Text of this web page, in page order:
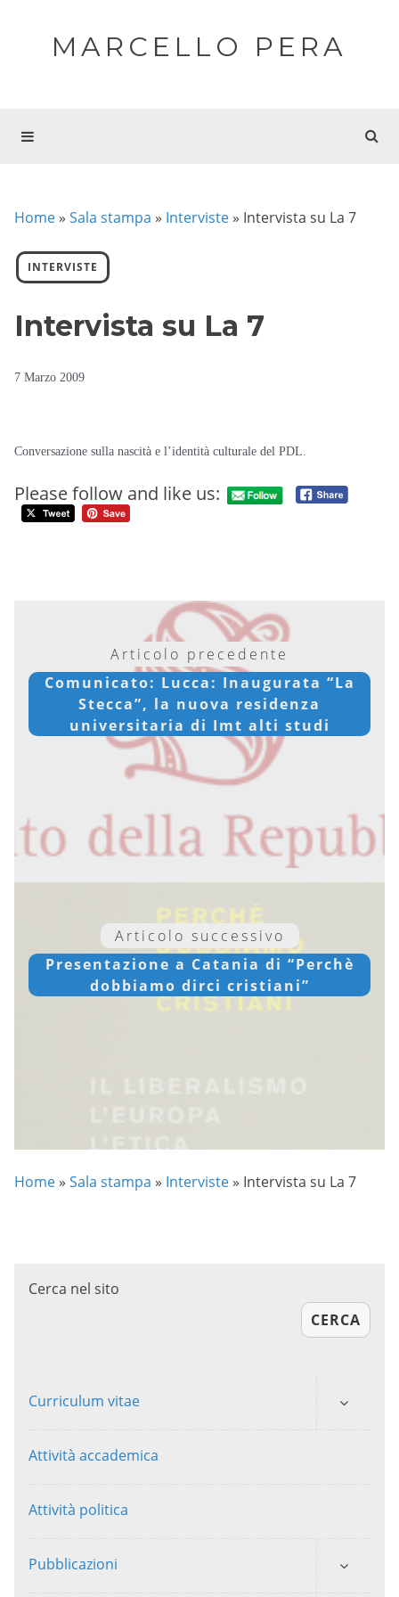
MARCELLO PERA
Home » Sala stampa » Interviste » Intervista su La 7
INTERVISTE
Intervista su La 7
7 Marzo 2009
Conversazione sulla nascità e l’identità culturale del PDL.
Please follow and like us:
Articolo precedente
Comunicato: Lucca: Inaugurata “La
Stecca”, la nuova residenza
universitaria di Imt alti studi
Articolo successivo
Presentazione a Catania di “Perchè
dobbiamo dirci cristiani”
Home » Sala stampa » Interviste » Intervista su La 7
Cerca nel sito
CERCA
Curriculum vitae
Attività accademica
Attività politica
Pubblicazioni